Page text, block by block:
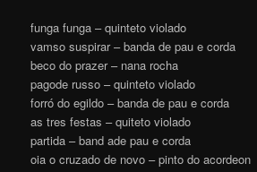
funga funga – quinteto violado
vamso suspirar – banda de pau e corda
beco do prazer – nana rocha
pagode russo – quinteto violado
forró do egildo – banda de pau e corda
as tres festas – quiteto violado
partida – band ade pau e corda
oia o cruzado de novo – pinto do acordeon